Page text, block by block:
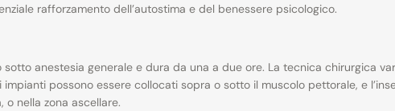
rafforzamento dell’autostima e del benessere psicologico.
anestesia generale e dura da una a due ore. La tecnica chirurgica
possono essere collocati sopra o sotto il muscolo pettorale, e
o nella zona ascellare.